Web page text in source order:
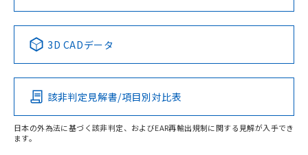
Pb Hg Cd Cr(VI)
O
No No No No
この製品の規格認証/適合状況ページへ
その他の認証はこちらのページからご検索ください
3D CADデータ
該非判定見解書/項目別対比表
日本の外為法に基づく該非判定、およびEAR再輸出規制に関する見解が入手でき
ます。